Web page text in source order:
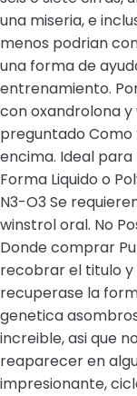
una miseria, e
menos podrian
una forma de
entrenamiento.
con oxandrolona y
preguntado Como
encima. Ideal
Forma Liquido o
N3-O3 Se
winstrol oral. No
Donde comprar
recobrar el titulo y
recuperase la
genetica
increible, asi que
reaparecer en
impresionante,